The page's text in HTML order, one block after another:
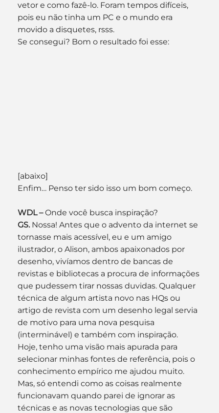
vetor e como fazê-lo. Foram tempos difíceis,
pois eu não tinha um PC e o mundo era
movido a disquetes, rsss.
Se consegui? Bom o resultado foi esse:
[abaixo]
Enfim… Penso ter sido isso um bom começo.
WDL – Onde você busca inspiração?
GS. Nossa! Antes que o advento da internet se
tornasse mais acessível, eu e um amigo
ilustrador, o Alison, ambos apaixonados por
desenho, vivíamos dentro de bancas de
revistas e bibliotecas a procura de informações
que pudessem tirar nossas duvidas. Qualquer
técnica de algum artista novo nas HQs ou
artigo de revista com um desenho legal servia
de motivo para uma nova pesquisa
(interminável) e também com inspiração.
Hoje, tenho uma visão mais apurada para
selecionar minhas fontes de referência, pois o
conhecimento empírico me ajudou muito.
Mas, só entendi como as coisas realmente
funcionavam quando parei de ignorar as
técnicas e as novas tecnologias que são